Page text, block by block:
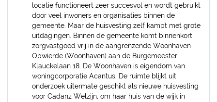
locatie functioneert zeer succesvol en wordt gebruikt
door veel inwoners en organisaties binnen de
gemeente. Maar de huisvesting zelf kampt met grote
uitdagingen. Binnen de gemeente komt binnenkort
zorgvastgoed vrij in de aangrenzende Woonhaven
Opwierde (Woonhaven) aan de Burgemeester
Klauckelaan 18. De Woonhaven is eigendom van
woningcorporatie Acantus. De ruimte blijkt uit
onderzoek uitermate geschikt als nieuwe huisvesting
voor Cadanz Welzijn, om haar huis van de wijk in